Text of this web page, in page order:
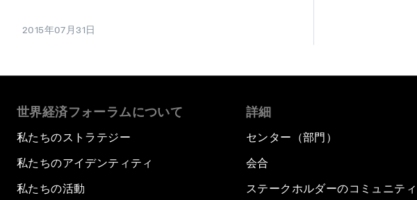
2015年07月31日
世界経済フォーラムについて
私たちのストラテジー
私たちのアイデンティティ
私たちの活動
詳細
センター（部門）
会合
ステークホルダーのコミュニティ